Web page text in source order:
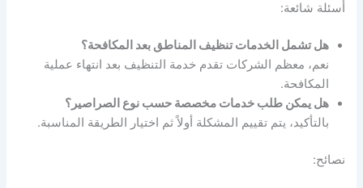
أسئلة شائعة:
هل تشمل الخدمات تنظيف المناطق بعد المكافحة؟
نعم، معظم الشركات تقدم خدمة التنظيف بعد انتهاء عملية
المكافحة.
هل يمكن طلب خدمات مخصصة حسب نوع الصراصير؟
بالتأكيد، يتم تقييم المشكلة أولاً ثم اختيار الطريقة المناسبة.
نصائح: